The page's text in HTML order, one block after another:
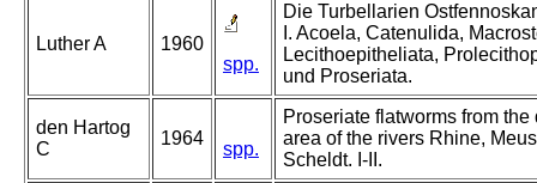
Luther A
1960
spp.
Die Turbellarien
I. Acoela, Catenulida,
Lecithoepitheliata,
und Proseriata.
den Hartog
C
1964
spp.
Proseriate flatworms from the
area of the rivers Rhine,
Scheldt. I-II.